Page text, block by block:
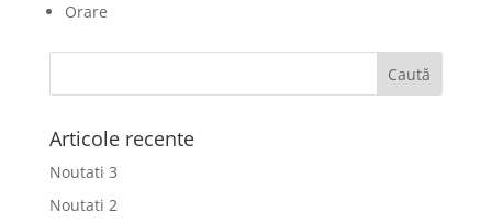
Orare
Articole recente
Noutati 3
Noutati 2